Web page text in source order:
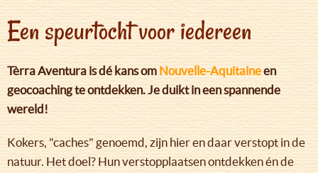
Een speurtocht voor iedereen
Tèrra Aventura is dé kans om Nouvelle-Aquitaineen
geocoaching te ontdekken. Je duikt in een spannende
wereld!
Kokers, "caches" genoemd, zijn hier en daar verstopt in de
natuur. Het doel? Hun verstopplaatsen ontdekken én de